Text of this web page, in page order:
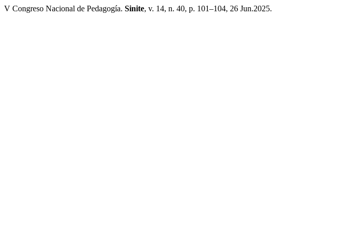
V Congreso Nacional de Pedagogía. Sinite, v. 14, n. 40, p. 101–104, 26 Jun.2025.